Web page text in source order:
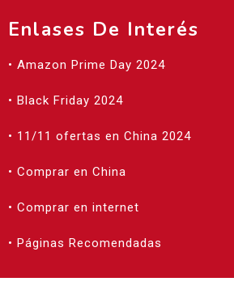
Enlases De Interés
• Amazon Prime Day 2024
• Black Friday 2024
• 11/11 ofertas en China 2024
• Comprar en China
• Comprar en internet
• Páginas Recomendadas